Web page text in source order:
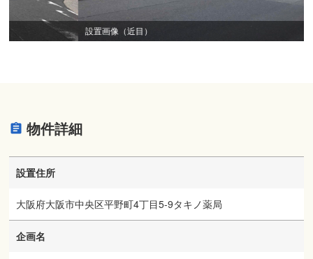
設置画像（近目）
物件詳細
設置住所
大阪府大阪市中央区平野町4丁目5-9タキノ薬局
企画名